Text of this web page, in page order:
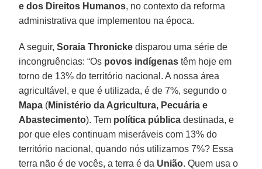
e dos Direitos Humanos, no contexto da reforma
administrativa que implementou na época.
A seguir,Soraia Thronicke disparou uma série de
incongruências: “Os povos indígenas têm hoje em
torno de 13% do território nacional. A nossa área
agricultável, e que é utilizada, é de 7%, segundo o
Mapa (Ministério da Agricultura, Pecuária e
Abastecimento). Tem política pública destinada, e
por que eles continuam miseráveis com 13% do
território nacional, quando nós utilizamos 7%? Essa
terra não é de vocês, a terra é da União. Quem usa o